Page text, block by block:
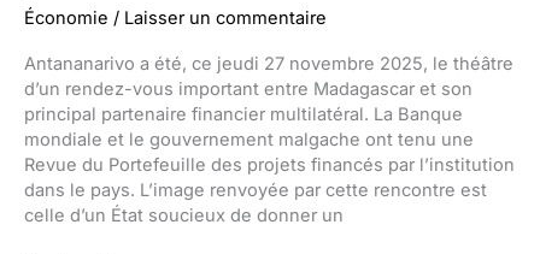
Économie / Laisser un commentaire
Antananarivo a été, ce jeudi 27 novembre 2025, le théâtre
d’un rendez-vous important entre Madagascar et son
principal partenaire financier multilatéral. La Banque
mondiale et le gouvernement malgache ont tenu une
Revue du Portefeuille des projets financés par l’institution
dans le pays. L’image renvoyée par cette rencontre est
celle d’un État soucieux de donner un